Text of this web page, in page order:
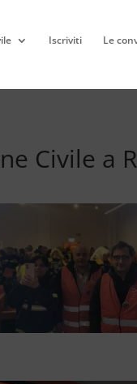
Iscriviti Le
Civile a